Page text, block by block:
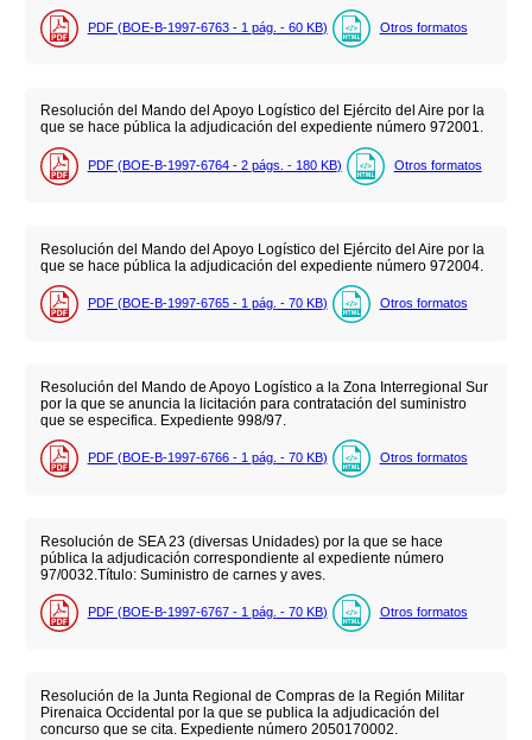
PDF (BOE-B-1997-6763 - 1 pág. - 60 KB) Otros formatos
Resolución del Mando del Apoyo Logístico del Ejército del Aire por la
que se hace pública la adjudicación del expediente número 972001.
PDF (BOE-B-1997-6764 - 2 págs. - 180 KB) Otros formatos
Resolución del Mando del Apoyo Logístico del Ejército del Aire por la
que se hace pública la adjudicación del expediente número 972004.
PDF (BOE-B-1997-6765 - 1 pág. - 70 KB) Otros formatos
Resolución del Mando de Apoyo Logístico a la Zona Interregional Sur
por la que se anuncia la licitación para contratación del suministro
que se especifica. Expediente 998/97.
PDF (BOE-B-1997-6766 - 1 pág. - 70 KB) Otros formatos
Resolución de SEA 23 (diversas Unidades) por la que se hace
pública la adjudicación correspondiente al expediente número
97/0032.Título: Suministro de carnes y aves.
PDF (BOE-B-1997-6767 - 1 pág. - 70 KB) Otros formatos
Resolución de la Junta Regional de Compras de la Región Militar
Pirenaica Occidental por la que se publica la adjudicación del
concurso que se cita. Expediente número 2050170002.